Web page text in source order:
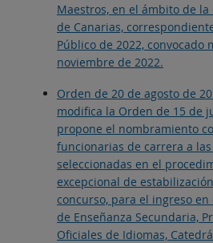
Maestros, en el ámbito de
de Canarias,
Público de 2022, convocado
noviembre de 2022.
Orden de 20 de agosto de
modifica la Orden de 15 de
propone el nombramiento
funcionarias de carrera a
seleccionadas en el
excepcional de
concurso, para el ingreso
de Enseñanza Secundaria,
Oficiales de Idiomas,